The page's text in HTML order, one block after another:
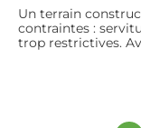
Un terrain
contraintes :
trop restrictives.